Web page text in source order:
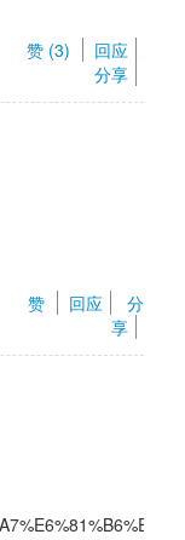
赞 (3)
回应
分享
赞
回应
分
享